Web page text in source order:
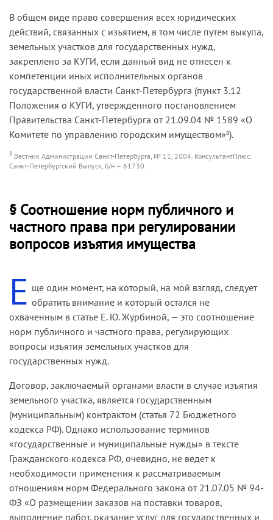
В общем виде право совершения всех юридических
действий, связанных с изъятием, в том числе путем выкупа,
земельных участков для государственных нужд,
закреплено за КУГИ, если данный вид не отнесен к
компетенции иных исполнительных органов
государственной власти Санкт-Петербурга (пункт 3.12
Положения о КУГИ, утвержденного постановлением
Правительства Санкт-Петербурга от 21.09.04 № 1589 «О
Комитете по управлению городским имуществом»8).
8 Вестник Администрации Санкт-Петербурга, № 11, 2004. КонсультантПлюс:
Санкт-Петербургский Выпуск, б/н — 61730.
§ Соотношение норм публичного и
частного права при регулировании
вопросов изъятия имущества
Е ще один момент, на который, на мой взгляд, следует
обратить внимание и который остался не
охваченным в статье Е. Ю. Журбиной, — это соотношение
норм публичного и частного права, регулирующих
вопросы изъятия земельных участков для
государственных нужд.
Договор, заключаемый органами власти в случае изъятия
земельного участка, является государственным
(муниципальным) контрактом (статья 72 Бюджетного
кодекса РФ). Однако использование терминов
«государственные и муниципальные нужды» в тексте
Гражданского кодекса РФ, очевидно, не ведет к
необходимости применения к рассматриваемым
отношениям норм Федерального закона от 21.07.05 № 94-
ФЗ «О размещении заказов на поставки товаров,
выполнение работ, оказание услуг для государственных и